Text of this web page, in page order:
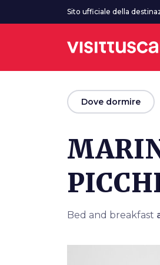
Vai al contenuto principale
Sito ufficiale della
arrow_backDove dormire
Bed and breakfast